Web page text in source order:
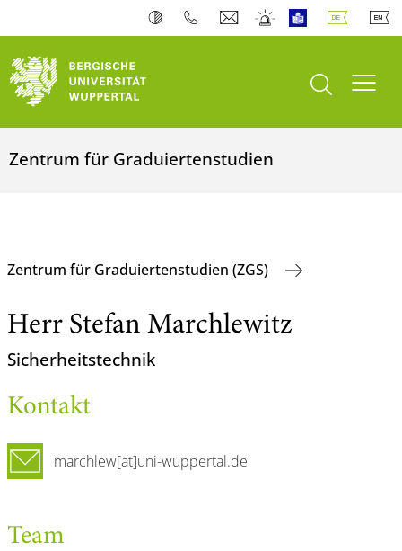
Suche öffnen
Zentrum für Graduiertenstudien
Zentrum für Graduiertenstudien (ZGS)
Herr Stefan Marchlewitz
Sicherheitstechnik
Kontakt
marchlew[at]uni-wuppertal.de
Team